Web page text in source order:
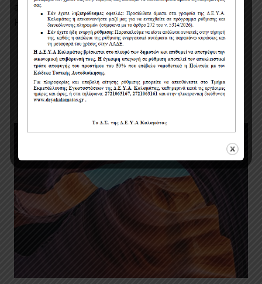
at. Curabitur tristique leo sed iaculis posuere.
Praesent faucibus elementum…